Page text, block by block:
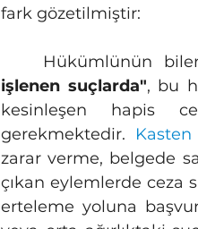
fark gözetilmiştir:
Hükümlünün
işlenen suçlarda", bu
kesinleşen hapis
gerekmektedir.
zarar verme, belgede
çıkan eylemlerde ceza
erteleme yoluna